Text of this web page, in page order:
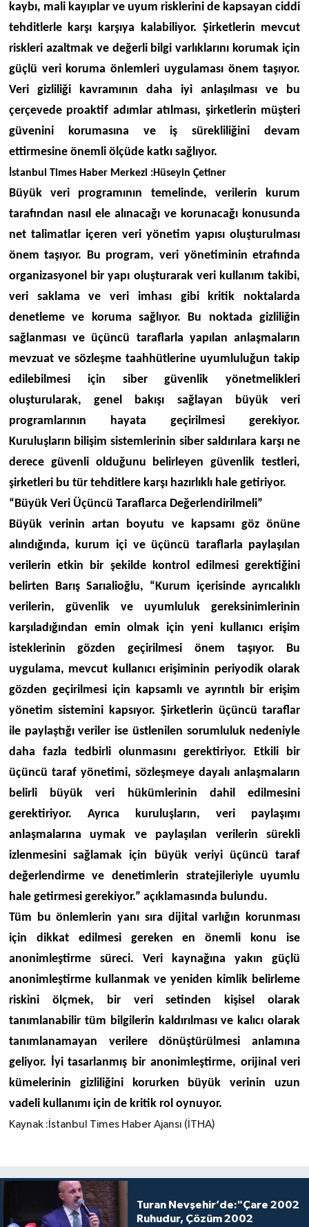
kaybı, mali kayıplar ve uyum risklerini de kapsayan ciddi
tehditlerle karşı karşıya kalabiliyor. Şirketlerin mevcut
riskleri azaltmak ve değerli bilgi varlıklarını korumak için
güçlü veri koruma önlemleri uygulaması önem taşıyor.
Veri gizliliği kavramının daha iyi anlaşılması ve bu
çerçevede proaktif adımlar atılması, şirketlerin müşteri
güvenini korumasına ve iş sürekliliğini devam
ettirmesine önemli ölçüde katkı sağlıyor.
İstanbul Times Haber Merkezi :Hüseyin Çetiner
Büyük veri programının temelinde, verilerin kurum
tarafından nasıl ele alınacağı ve korunacağı konusunda
net talimatlar içeren veri yönetim yapısı oluşturulması
önem taşıyor. Bu program, veri yönetiminin etrafında
organizasyonel bir yapı oluşturarak veri kullanım takibi,
veri saklama ve veri imhası gibi kritik noktalarda
denetleme ve koruma sağlıyor. Bu noktada gizliliğin
sağlanması ve üçüncü taraflarla yapılan anlaşmaların
mevzuat ve sözleşmetaahhütlerine uyumluluğun takip
edilebilmesi için siber güvenlik yönetmelikleri
oluşturularak, genel bakışı sağlayan büyük veri
programlarının hayata geçirilmesi gerekiyor.
Kuruluşların bilişim sistemlerinin siber saldırılara karşı ne
derece güvenli olduğunu belirleyen güvenlik testleri,
şirketleri bu tür tehditlere karşı hazırlıklı hale getiriyor.
“Büyük Veri Üçüncü Taraflarca Değerlendirilmeli”
Büyük verinin artan boyutu ve kapsamı göz önüne
alındığında, kurum içi ve üçüncü taraflarla paylaşılan
verilerin etkin bir şekilde kontrol edilmesi gerektiğini
belirten Barış Sarıalioğlu, “Kurum içerisinde ayrıcalıklı
verilerin, güvenlik ve uyumluluk gereksinimlerinin
karşıladığından emin olmak için yeni kullanıcı erişim
isteklerinin gözden geçirilmesi önem taşıyor. Bu
uygulama, mevcut kullanıcı erişiminin periyodik olarak
gözden geçirilmesi için kapsamlı ve ayrıntılı bir erişim
yönetim sistemini kapsıyor. Şirketlerin üçüncü taraflar
ile paylaştığı veriler ise üstlenilen sorumluluk nedeniyle
daha fazla tedbirli olunmasını gerektiriyor. Etkili bir
üçüncü taraf yönetimi, sözleşmeye dayalı anlaşmaların
belirli büyük veri hükümlerinin dahil edilmesini
gerektiriyor. Ayrıca kuruluşların, veri paylaşımı
anlaşmalarına uymak ve paylaşılan verilerin sürekli
izlenmesini sağlamak için büyük veriyi üçüncü taraf
değerlendirme ve denetimlerin stratejileriyle uyumlu
hale getirmesi gerekiyor.” açıklamasında bulundu.
Tüm bu önlemlerin yanı sıra dijital varlığın korunması
için dikkat edilmesi gereken en önemli konu ise
anonimleştirme süreci. Veri kaynağına yakın güçlü
anonimleştirme kullanmak ve yeniden kimlik belirleme
riskini ölçmek, bir veri setinden kişisel olarak
tanımlanabilir tüm bilgilerin kaldırılması ve kalıcı olarak
tanımlanamayan verilere dönüştürülmesi anlamına
geliyor. İyi tasarlanmış bir anonimleştirme, orijinal veri
kümelerinin gizliliğini korurken büyük verinin uzun
vadeli kullanımı için de kritik rol oynuyor.
Kaynak :İstanbul Times Haber Ajansı (İTHA)
Turan Nevşehir’de:"Çare 2002
Ruhudur, Çözüm 2002